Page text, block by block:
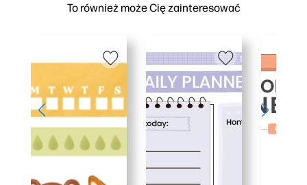
To również może Cię zainteresować